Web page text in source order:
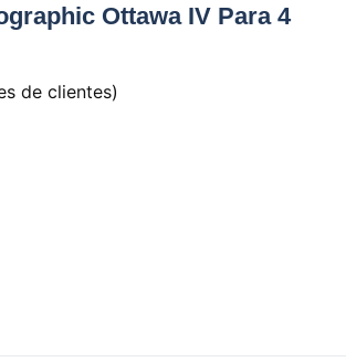
Ottawa IV Para 4
de clientes)